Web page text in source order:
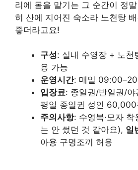
리에 몸을 맡기는 그 순간이 정
히 산에 지어진 숙소라 노천탕
좋더라고요!
구성: 실내 수영장 + 노천
용 가능
운영시간: 매일
입장료: 종일권/반일권/
평일 종일권 성인 60,000
주의사항: 수영복·모자
는 안 썼던 것 같아요), 일
아용 구명조끼 허용